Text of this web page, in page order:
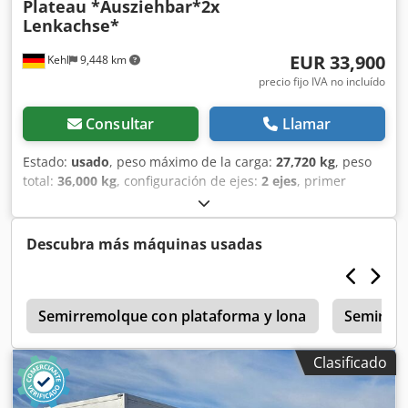
Kehl 9,448 km
Plateau *Ausziehbar*2x
Lenkachse*
EUR 33,900
precio fijo IVA no incluído
Consultar Llamar
Estado: usado, peso máximo de la carga: 27,720 kg, peso
total: 36,000 kg, configuración de ejes: 2 ejes, primer
, próxima inspección (TÜV):
longitud del espacio de carga:13,520 mm, anchura del
espacio de carga: 2,500 mm, ancho total:
, Equipamiento:
Meusburger MPS - 2 Plataformas de remolque N.º de
identificación del vehículo (VIN): 0M49520
Chasis/Componentes: * Suspensión neumática // Elevación
y descenso * 2 ejes directores / Dirección forzada con
sistema de dirección de doble circuito (Neumeister) *
Bloque de dirección Neumeister * Patas de apoyo Jost *
Altura del enganche: 1150 mm * 2 ejes BPW Eco Plus con
Descubra más máquinas usadas
Semirremolque con plataforma y lona
Clasificado